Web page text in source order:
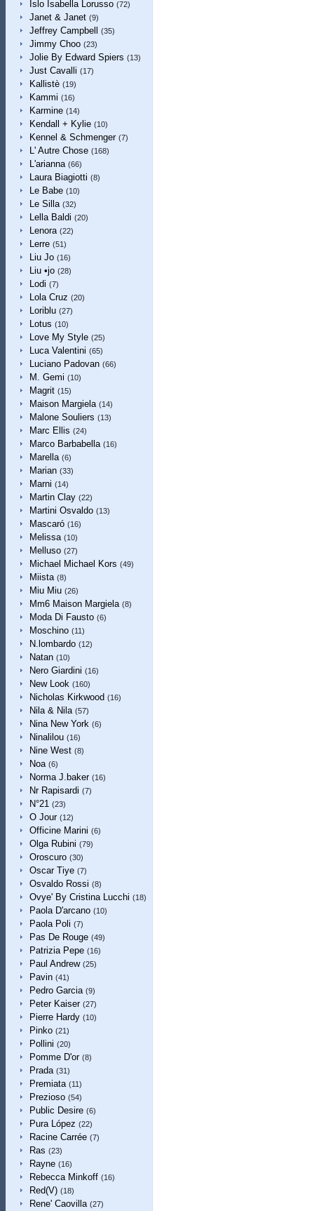
Islo Isabella Lorusso (72)
Janet & Janet (9)
Jeffrey Campbell (35)
Jimmy Choo (23)
Jolie By Edward Spiers (13)
Just Cavalli (17)
Kallistè (19)
Kammi (16)
Karmine (14)
Kendall + Kylie (10)
Kennel & Schmenger (7)
L' Autre Chose (168)
L'arianna (66)
Laura Biagiotti (8)
Le Babe (10)
Le Silla (32)
Lella Baldi (20)
Lenora (22)
Lerre (51)
Liu Jo (16)
Liu •jo (28)
Lodi (7)
Lola Cruz (20)
Loriblu (27)
Lotus (10)
Love My Style (25)
Luca Valentini (65)
Luciano Padovan (66)
M. Gemi (10)
Magrit (15)
Maison Margiela (14)
Malone Souliers (13)
Marc Ellis (24)
Marco Barbabella (16)
Marella (6)
Marian (33)
Marni (14)
Martin Clay (22)
Martini Osvaldo (13)
Mascaró (16)
Melissa (10)
Melluso (27)
Michael Michael Kors (49)
Miista (8)
Miu Miu (26)
Mm6 Maison Margiela (8)
Moda Di Fausto (6)
Moschino (11)
N.lombardo (12)
Natan (10)
Nero Giardini (16)
New Look (160)
Nicholas Kirkwood (16)
Nila & Nila (57)
Nina New York (6)
Ninalilou (16)
Nine West (8)
Noa (6)
Norma J.baker (16)
Nr Rapisardi (7)
N°21 (23)
O Jour (12)
Officine Marini (6)
Olga Rubini (79)
Oroscuro (30)
Oscar Tiye (7)
Osvaldo Rossi (8)
Ovye' By Cristina Lucchi (18)
Paola D'arcano (10)
Paola Poli (7)
Pas De Rouge (49)
Patrizia Pepe (16)
Paul Andrew (25)
Pavin (41)
Pedro Garcia (9)
Peter Kaiser (27)
Pierre Hardy (10)
Pinko (21)
Pollini (20)
Pomme D'or (8)
Prada (31)
Premiata (11)
Prezioso (54)
Public Desire (6)
Pura López (22)
Racine Carrée (7)
Ras (23)
Rayne (16)
Rebecca Minkoff (16)
Red(V) (18)
Rene' Caovilla (27)